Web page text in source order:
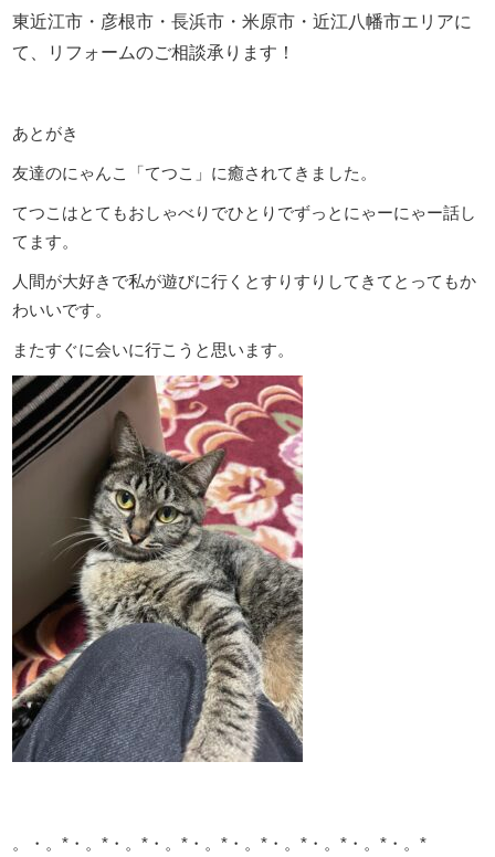
東近江市・彦根市・長浜市・米原市・近江八幡市エリアに
て、リフォームのご相談承ります！
あとがき
友達のにゃんこ「てつこ」に癒されてきました。
てつこはとてもおしゃべりでひとりでずっとにゃーにゃー話し
てます。
人間が大好きで私が遊びに行くとすりすりしてきてとってもか
わいいです。
またすぐに会いに行こうと思います。
。・。*・。*・。*・。*・。*・。*・。*・。*・。*・。*